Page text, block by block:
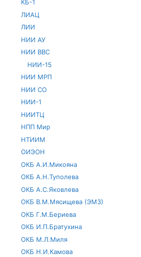
КБ-1
ЛИАЦ
ЛИИ
НИИ АУ
НИИ ВВС
НИИ-15
НИИ МРП
НИИ СО
НИИ-1
НИИТЦ
НПП Мир
НТИИМ
ОИЭОН
ОКБ А.И.Микояна
ОКБ А.Н.Туполева
ОКБ А.С.Яковлева
ОКБ В.М.Мясищева (ЭМЗ)
ОКБ Г.М.Бериева
ОКБ И.П.Братухина
ОКБ М.Л.Миля
ОКБ Н.И.Камова